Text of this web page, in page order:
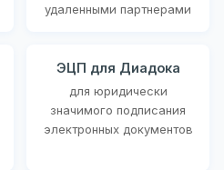
удаленными партнерами
ЭЦП для Диадока
для юридически
значимого подписания
электронных документов